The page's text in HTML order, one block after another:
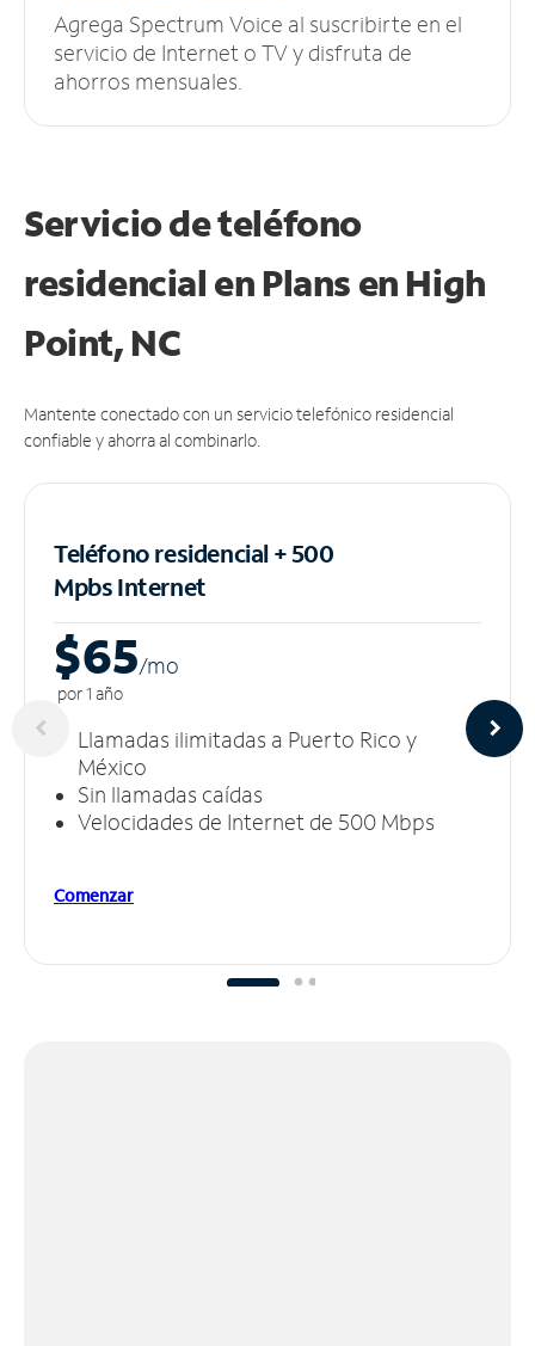
Agrega Spectrum Voice al suscribirte en el
servicio de Internet o TV y disfruta de
ahorros mensuales.
Servicio de teléfono
residencial en Plans en High
Point, NC
Mantente conectado con un servicio telefónico residencial
confiable y ahorra al combinarlo.
Teléfono residencial + 500
MpbsInternet
$65/mo
por 1 año
Llamadas ilimitadas a Puerto Rico y
México
Sin llamadas caídas
Velocidades de Internet de 500 Mbps
Comenzar